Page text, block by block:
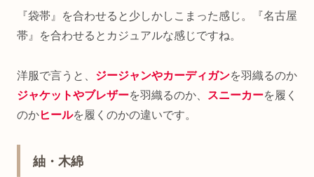
『袋帯』を合わせると少しかしこまった感じ。『名古屋
帯』を合わせるとカジュアルな感じですね。
洋服で言うと、 ジージャンやカーディガンを羽織るのか
ジャケットやブレザーを羽織るのか、 スニーカーを履く
のかヒールを履くのかの違いです。
紬・木綿